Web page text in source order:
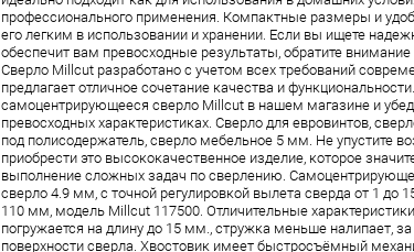
профессионального применения. Компактные размеры и
его легким в использовании и хранении. Если вы ищете
обеспечит вам превосходные результаты, обратите внимание
Сверло Millcut разработано с учетом всех требований
предлагает отличное сочетание качества и
самоцентрирующееся сверло Millcut в нашем магазине и
превосходных характеристиках. Сверло для евровинтов,
под полисодержатель, сверло мебельное 5 мм. Не упустите
приобрести это высококачественное изделие, которое
выполнение сложных задач по сверлению.
сверло 4.9 мм, с точной регулировкой вылета сверда от 1 до
110 мм, модель Millcut 117500. Отличительные
погружается на длину до 15 мм., стружка меньше налипает,
поверхности сверла. Хвостовик имеет быстросъёмный